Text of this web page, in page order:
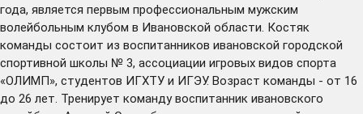
года, является первым профессиональным мужским
волейбольным клубом в Ивановской области. Костяк
команды состоит из воспитанников ивановской городской
спортивной школы № 3, ассоциации игровых видов спорта
«ОЛИМП», студентов ИГХТУ и ИГЭУ. Возраст команды - от 16
до 26 лет. Тренирует команду воспитанник ивановского